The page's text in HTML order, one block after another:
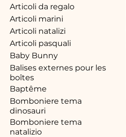
Articoli da regalo
Articoli marini
Articoli natalizi
Articoli pasquali
Baby Bunny
Balises externes pour les
boîtes
Baptême
Bomboniere tema
dinosauri
Bomboniere tema
natalizio